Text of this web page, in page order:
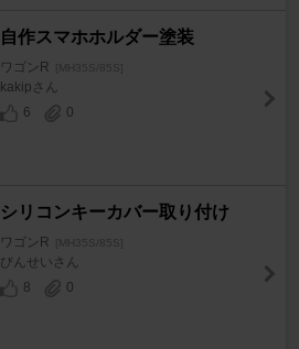
自作スマホホルダー塗装
ワゴンR [MH35S/85S]
kakipさん
6
0
シリコンキーカバー取り付け
ワゴンR [MH35S/85S]
びんせいさん
8
0